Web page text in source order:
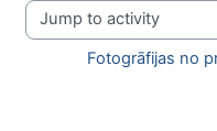
Jump to activity
Fotogrāfijas no